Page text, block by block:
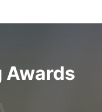
Awards